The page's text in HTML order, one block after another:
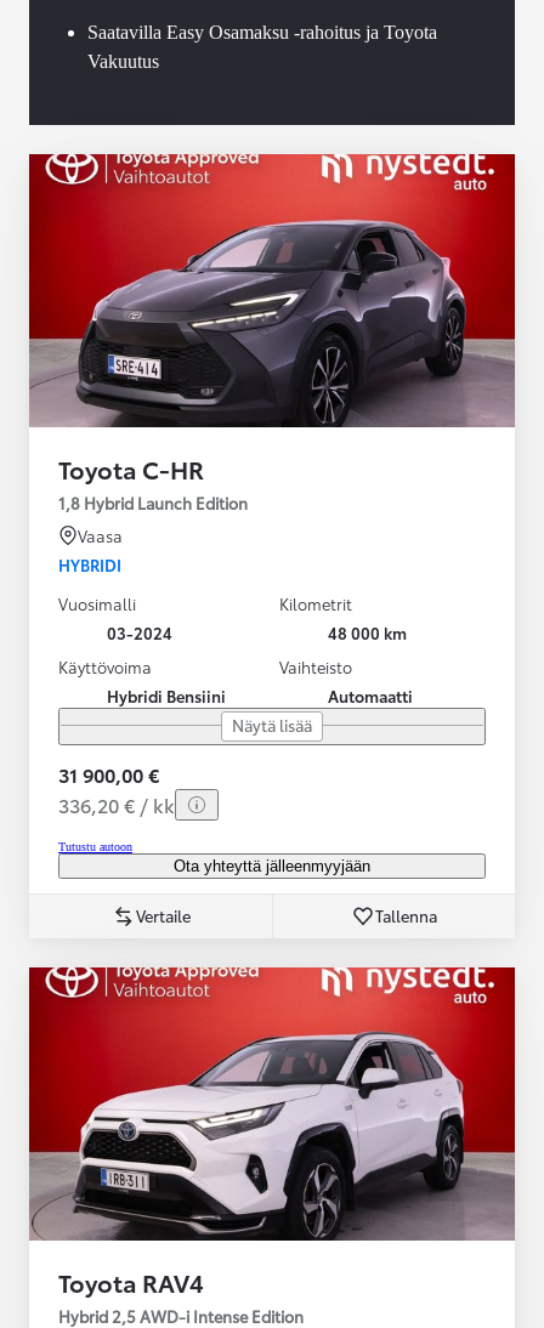
Saatavilla Easy Osamaksu -rahoitus ja Toyota
Vakuutus
Toyota C-HR
1,8 Hybrid Launch Edition
Vaasa
HYBRIDI
Vuosimalli
03-2024
Kilometrit
48 000 km
Käyttövoima
Hybridi Bensiini
Vaihteisto
Automaatti
Näytä lisää
31 900,00 €
336,20 € / kk
Tutustu autoon
Ota yhteyttä jälleenmyyjään
Vertaile Tallenna
Toyota RAV4
Hybrid 2,5 AWD-i Intense Edition